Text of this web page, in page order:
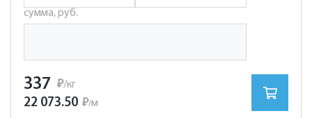
сумма, руб.
337 ₽/кг
22 073.50 ₽/м